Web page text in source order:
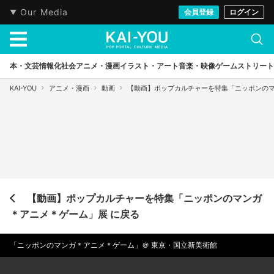
Our Media 会員登録 ログイン
本・文芸情報化社会アニメ・漫画イラスト・アート音楽・映像ゲームストリート
KAI-YOU アニメ・漫画 動画 【動画】ポップカルチャーを特集「ニッポンの
【動画】ポップカルチャーを特集「ニッポンのマンガ
＊アニメ＊ゲーム」展 に戻る
「ニッポンのマンガ＊アニメ＊ゲーム」＠ 東京・国立新美術館